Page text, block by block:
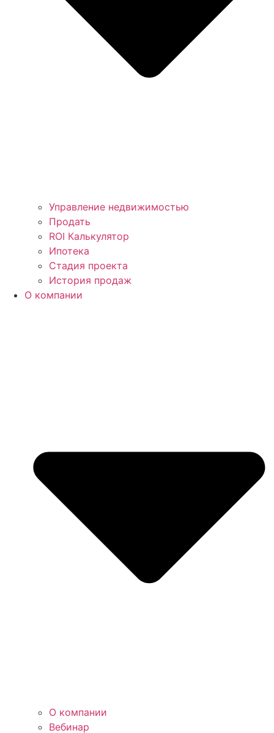
Управление недвижимостью
Продать
ROI Калькулятор
Ипотека
Стадия проекта
История продаж
О компании
О компании
Вебинар